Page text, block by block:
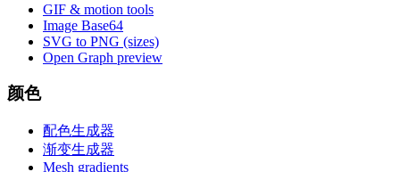
GIF & motion tools
Image Base64
SVG to PNG (sizes)
Open Graph preview
颜色
配色生成器
渐变生成器
Mesh gradients